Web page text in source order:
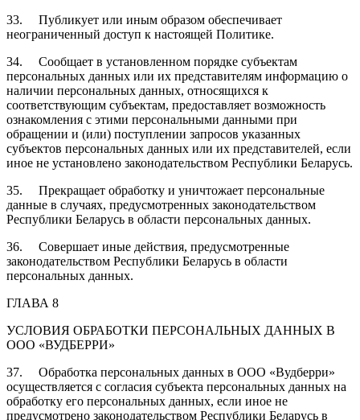
33. Публикует или иным образом обеспечивает
неограниченный доступ к настоящей Политике.
34. Сообщает в установленном порядке субъектам
персональных данных или их представителям информацию о
наличии персональных данных, относящихся к
соответствующим субъектам, предоставляет возможность
ознакомления с этими персональными данными при
обращении и (или) поступлении запросов указанных
субъектов персональных данных или их представителей, если
иное не установлено законодательством Республики Беларусь.
35. Прекращает обработку и уничтожает персональные
данные в случаях, предусмотренных законодательством
Республики Беларусь в области персональных данных.
36. Совершает иные действия, предусмотренные
законодательством Республики Беларусь в области
персональных данных.
ГЛАВА 8
УСЛОВИЯ ОБРАБОТКИ ПЕРСОНАЛЬНЫХ ДАННЫХ В
ООО «ВУДБЕРРИ»
37. Обработка персональных данных в ООО «Вудберри»
осуществляется с согласия субъекта персональных данных на
обработку его персональных данных, если иное не
предусмотрено законодательством Республики Беларусь в